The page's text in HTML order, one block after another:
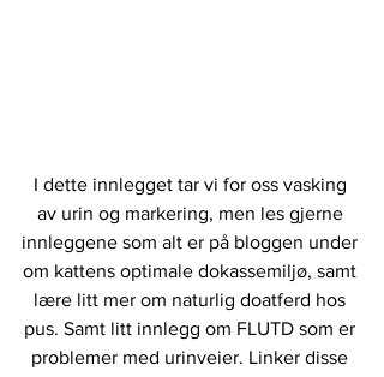
I dette innlegget tar vi for oss vasking
av urin og markering, men les gjerne
innleggene som alt er på bloggen under
om kattens optimale dokassemiljø, samt
lære litt mer om naturlig doatferd hos
pus. Samt litt innlegg om FLUTD som er
problemer med urinveier. Linker disse